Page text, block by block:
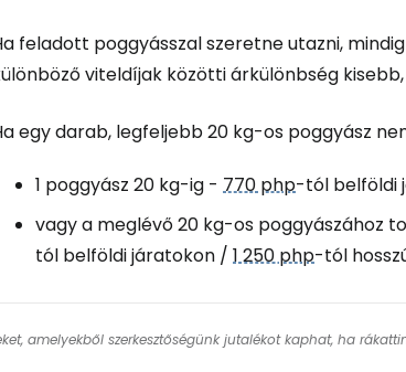
feladott poggyásszal szeretne utazni,
viteldíjak közötti árkülönbség
egy darab, legfeljebb 20 kg-os poggyász
1 poggyász 20 kg-ig - 770 php-tól belföldi
vagy a meglévő 20 kg-os poggyászához
tól belföldi járatokon / 1 250 php-tól
amelyekből szerkesztőségünk jutalékot kaphat, ha